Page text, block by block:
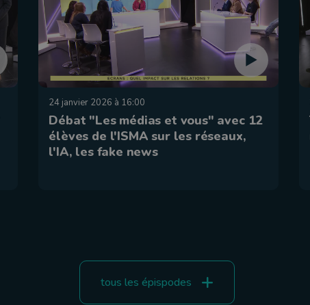
24 janvier 2026 à 16:00
Débat "Les médias et vous" avec 12
élèves de l'ISMA sur les réseaux,
l'IA, les fake news
tous les épispodes